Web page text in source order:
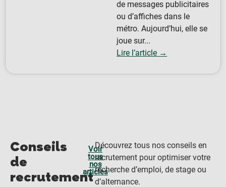
de messages publicitaires
ou d’affiches dans le
métro. Aujourd’hui, elle se
joue sur...
Lire l’article →
Conseils
de
recrutement
Voir
tous
nos
articles
Découvrez tous nos conseils en
recrutement pour optimiser votre
recherche d’emploi, de stage ou
d’alternance.